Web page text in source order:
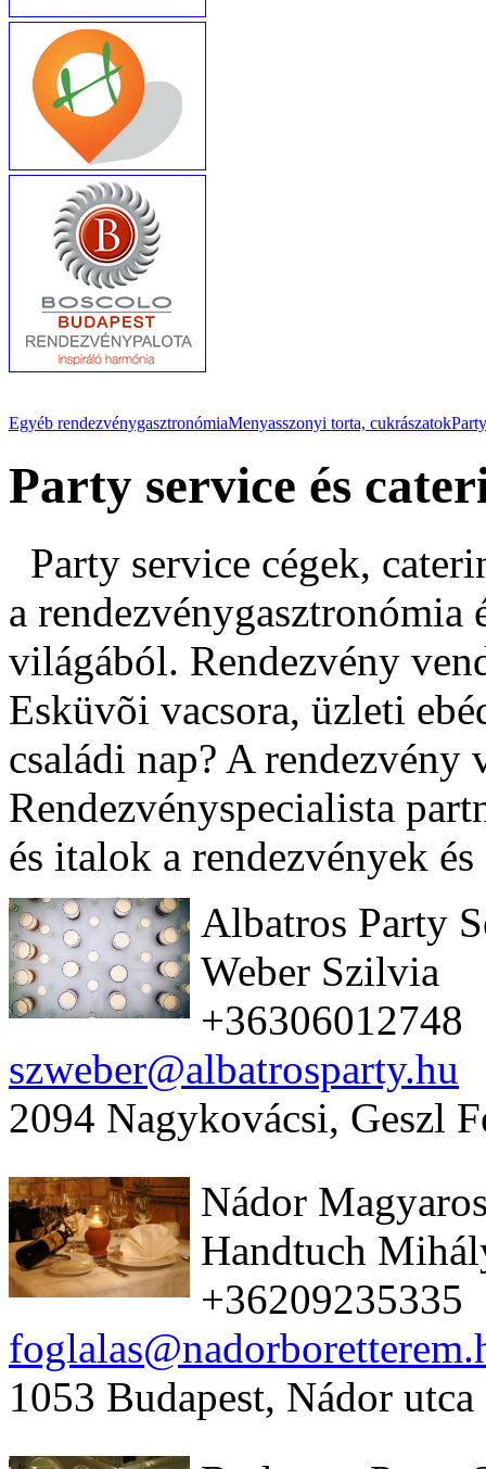
Egyéb rendezvénygasztronómiaMenyasszonyi torta, cukrászatok
Party service és
Party service cégek,
a rendezvénygasztronómia
világából. Rendezvény
Esküvõi vacsora, üzleti
családi nap? A
Rendezvényspecialista
és italok a rendezvények
Albatros Party
Weber Szilvia
+36306012748
szweber@albatrosparty.hu
2094 Nagykovácsi, Geszl
Nádor
Handtuch
+36209235335
1053 Budapest, Nádor utca